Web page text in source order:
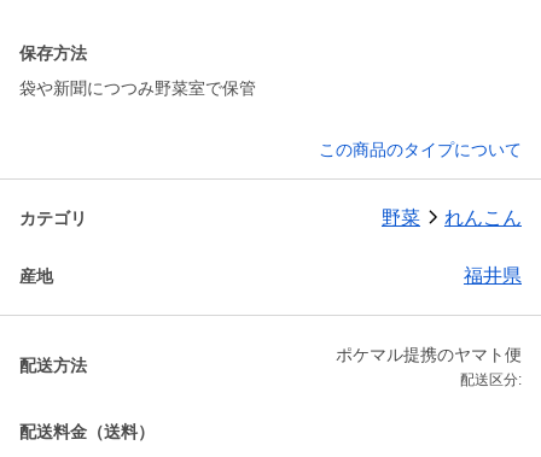
保存方法
袋や新聞につつみ野菜室で保管
この商品のタイプについて
カテゴリ 野菜 れんこん
産地 福井県
配送方法
ポケマル提携のヤマト便
配送区分:
配送料金（送料）